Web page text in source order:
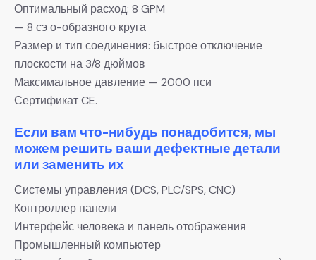
Оптимальный расход: 8 GPM
— 8 сэ о-образного круга
Размер и тип соединения: быстрое отключение
плоскости на 3/8 дюймов
Максимальное давление — 2000 пси
Сертификат CE.
Если вам что-нибудь понадобится, мы
можем решить ваши дефектные детали
или заменить их
Системы управления (DCS, PLC/SPS, CNC)
Контроллер панели
Интерфейс человека и панель отображения
Промышленный компьютер